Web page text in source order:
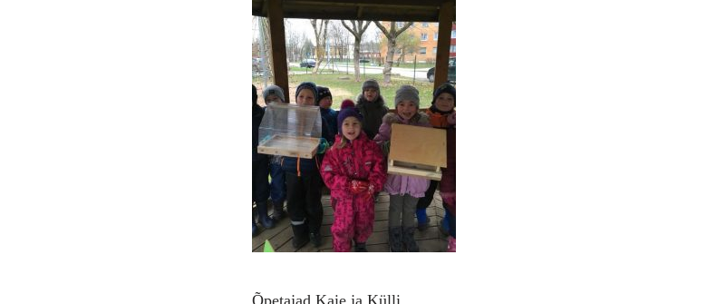
Õpetajad Kaie ja Külli